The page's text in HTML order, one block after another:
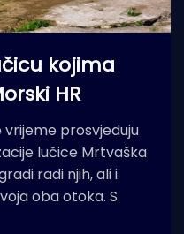
kojima
HR
vrijeme prosvjeduju
lučice Mrtvaška
radi njih, ali i
oba otoka. S